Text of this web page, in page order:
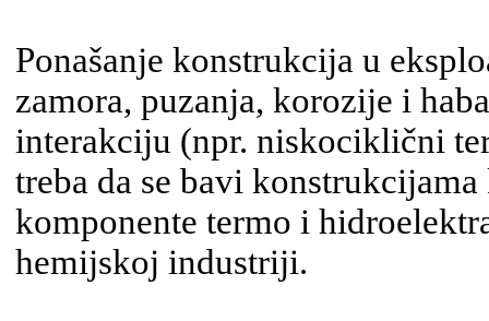
Ponašanje konstrukcija u
zamora, puzanja, korozije i
interakciju (npr. niskociklični
treba da se bavi
komponente termo i
hemijskoj industriji.